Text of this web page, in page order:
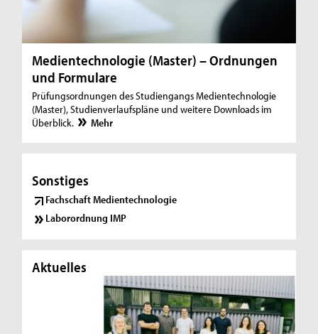
Medientechnologie (Master) – Ordnungen
und Formulare
Prüfungsordnungen des Studiengangs Medientechnologie
(Master), Studienverlaufspläne und weitere Downloads im
Überblick.
Mehr
Sonstiges
Fachschaft Medientechnologie
Laborordnung IMP
Aktuelles